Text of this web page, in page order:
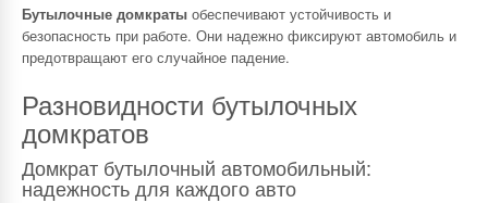
Бутылочные домкраты обеспечивают устойчивость и
безопасность при работе. Они надежно фиксируют автомобиль и
предотвращают его случайное падение.
Разновидности бутылочных
домкратов
Домкрат бутылочный автомобильный:
надежность для каждого авто